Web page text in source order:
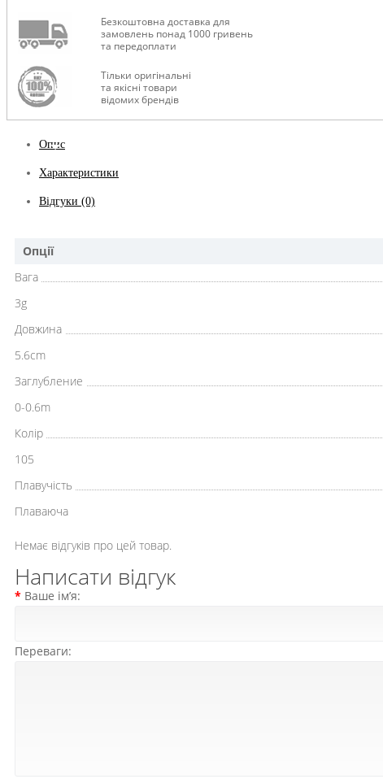
Безкоштовна доставка для
замовлень понад 1000 гривень
та передоплати
Тільки оригінальні
та якісні товари
відомих брендів
Опис
Характеристики
Відгуки (0)
Опції
Вага
3g
Довжина
5.6cm
Заглубление
0-0.6m
Колір
105
Плавучість
Плаваюча
Немає відгуків про цей товар.
Написати відгук
Ваше ім’я:
Переваги: